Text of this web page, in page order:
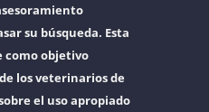
su búsqueda. Esta
como objetivo
los veterinarios de
el uso apropiado